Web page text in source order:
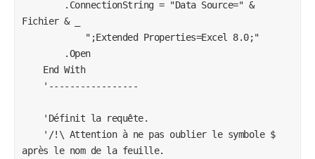
Fichier & _
après le nom de la feuille.